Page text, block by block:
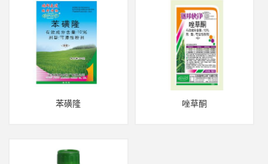
苯磺隆 唑草酮